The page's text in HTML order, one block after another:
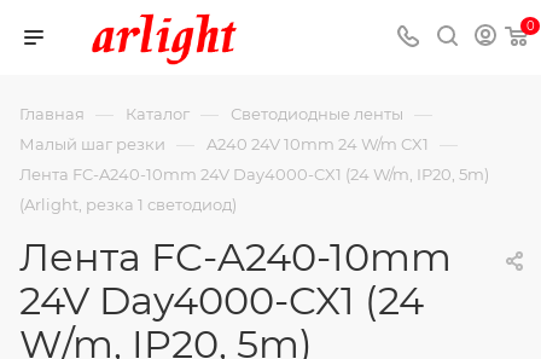
0
Главная — Каталог — Светодиодные ленты —
Малый шаг резки — A240 24V 10mm 24 W/m CX1 —
Лента FC-A240-10mm 24V Day4000-CX1 (24 W/m, IP20, 5m)
(Arlight, резка 1 светодиод)
Лента FC-A240-10mm
24V Day4000-CX1 (24
W/m, IP20, 5m)